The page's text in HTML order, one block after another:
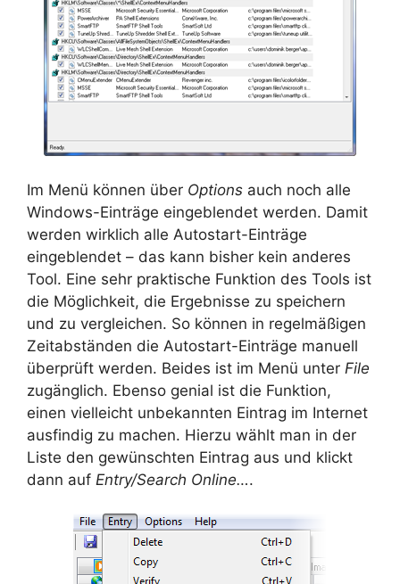
Im Menü können über Options auch noch alle
Windows-Einträge eingeblendet werden. Damit
werden wirklich alle Autostart-Einträge
eingeblendet – das kann bisher kein anderes
Tool. Eine sehr praktische Funktion des Tools ist
die Möglichkeit, die Ergebnisse zu speichern
und zu vergleichen. So können in regelmäßigen
Zeitabständen die Autostart-Einträge manuell
überprüft werden. Beides ist im Menü unter File
zugänglich. Ebenso genial ist die Funktion,
einen vielleicht unbekannten Eintrag im Internet
ausfindig zu machen. Hierzu wählt man in der
Liste den gewünschten Eintrag aus und klickt
dann auf Entry/Search Online….